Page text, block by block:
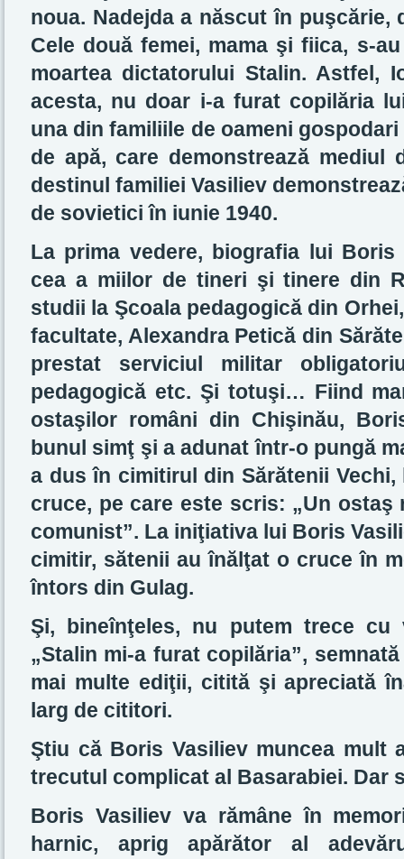
noua. Nadejda a născut în
Cele două femei, mama şi fiica, s-
moartea dictatorului Stalin. Astfel,
acesta, nu doar i-a furat copilăria
una din familiile de oameni
de apă, care demonstrează
destinul familiei Vasiliev
de sovietici în iunie 1940.
La prima vedere, biografia lui
cea a miilor de tineri şi tinere din
studii la Şcoala pedagogică din
facultate, Alexandra Petică din
prestat serviciul militar
pedagogică etc. Şi totuşi… Fiind
ostaşilor români din Chişinău,
bunul simţ şi a adunat într-o pungă
a dus în cimitirul din Sărătenii
cruce, pe care este scris: „Un ostaş
comunist”. La iniţiativa lui Boris
cimitir, sătenii au înălţat o cruce în
întors din Gulag.
Şi, bineînţeles, nu putem trece cu
„Stalin mi-a furat copilăria”,
mai multe ediţii, citită şi apreciată
larg de cititori.
Ştiu că Boris Vasiliev muncea mult
trecutul complicat al Basarabiei. Dar
Boris Vasiliev va rămâne în
harnic, aprig apărător al